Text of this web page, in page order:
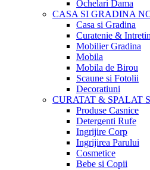
Ochelari Dama
CASA SI GRADINA
Casa si Gradina
Curatenie &
Mobilier Gradina
Mobila
Mobila de Birou
Scaune si Fotolii
Decoratiuni
CURATAT & SPALAT
Produse Casnice
Detergenti Rufe
Ingrijire Corp
Ingrijirea Parului
Cosmetice
Bebe si Copii